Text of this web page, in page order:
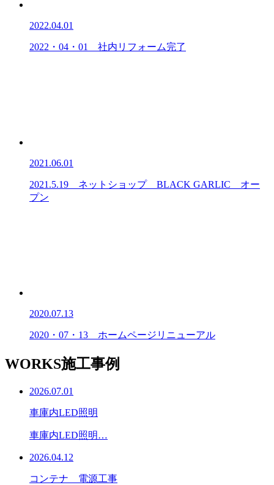
2022.04.01
2022・04・01 社内リフォーム完了
2021.06.01
2021.5.19 ネットショップ BLACK GARLIC オー
プン
2020.07.13
2020・07・13 ホームページリニューアル
WORKS施工事例
2026.07.01
車庫内LED照明
車庫内LED照明…
2026.04.12
コンテナ 電源工事